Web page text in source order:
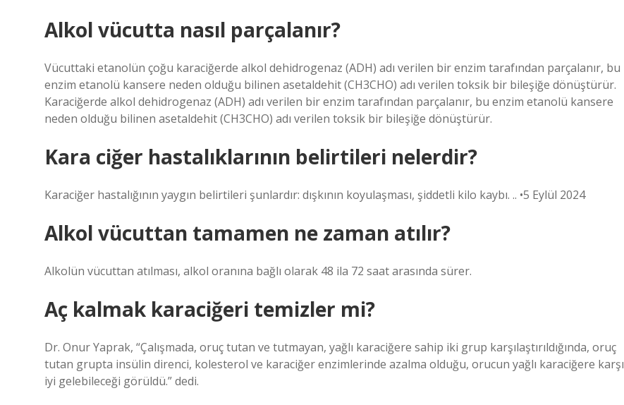
Alkol vücutta nasıl parçalanır?
Vücuttaki etanolün çoğu karaciğerde alkol dehidrogenaz (ADH) adı verilen bir enzim tarafından parçalanır, bu
enzim etanolü kansere neden olduğu bilinen asetaldehit (CH3CHO) adı verilen toksik bir bileşiğe dönüştürür.
Karaciğerde alkol dehidrogenaz (ADH) adı verilen bir enzim tarafından parçalanır, bu enzim etanolü kansere
neden olduğu bilinen asetaldehit (CH3CHO) adı verilen toksik bir bileşiğe dönüştürür.
Kara ciğer hastalıklarının belirtileri nelerdir?
Karaciğer hastalığının yaygın belirtileri şunlardır: dışkının koyulaşması, şiddetli kilo kaybı. .. •5 Eylül 2024
Alkol vücuttan tamamen ne zaman atılır?
Alkolün vücuttan atılması, alkol oranına bağlı olarak 48 ila 72 saat arasında sürer.
Aç kalmak karaciğeri temizler mi?
Dr. Onur Yaprak, “Çalışmada, oruç tutan ve tutmayan, yağlı karaciğere sahip iki grup karşılaştırıldığında, oruç
tutan grupta insülin direnci, kolesterol ve karaciğer enzimlerinde azalma olduğu, orucun yağlı karaciğere karşı
iyi gelebileceği görüldü.” dedi.